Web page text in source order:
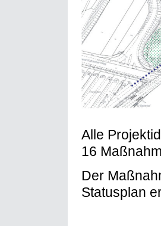
Alle
16
Der
Statusplan